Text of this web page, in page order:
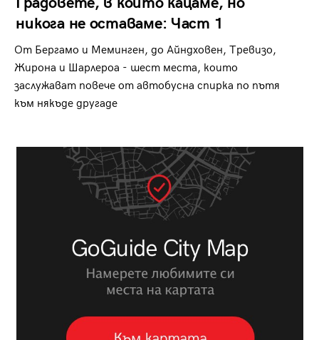
никога не оставаме: Част 1
От Бергамо и Меминген, до Айндховен, Тревизо,
Жирона и Шарлероа - шест места, които
заслужават повече от автобусна спирка по пътя
към някъде другаде